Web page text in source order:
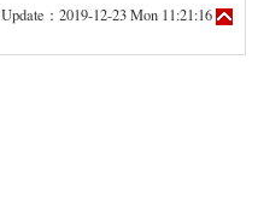
Update：2019-12-23 Mon 11:21:16